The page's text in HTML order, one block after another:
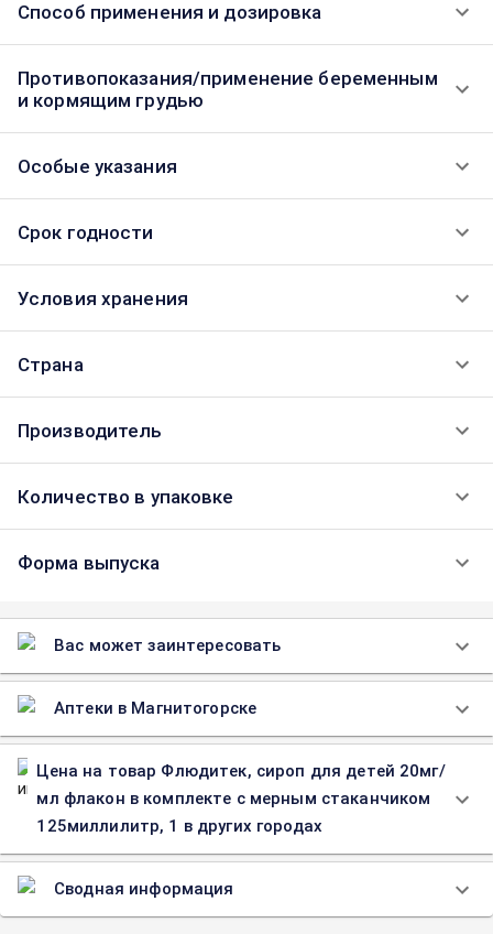
Способ применения и дозировка
Противопоказания/применение беременным
и кормящим грудью
Особые указания
Срок годности
Условия хранения
Страна
Производитель
Количество в упаковке
Форма выпуска
Вас может заинтересовать
Аптеки в Магнитогорске
Цена на товар Флюдитек, сироп для детей 20мг/
мл флакон в комплекте с мерным стаканчиком
125миллилитр, 1 в других городах
Сводная информация